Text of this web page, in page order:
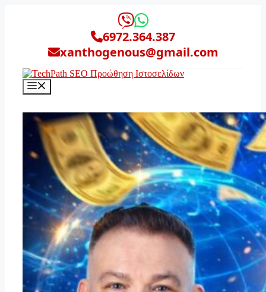
6972.364.387
xanthogenous@gmail.com